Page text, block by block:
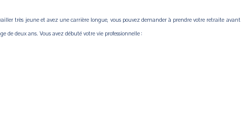
très jeune et avez une carrière longue, vous pouvez demander à prendre votre retraite
deux ans. Vous avez débuté votre vie professionnelle :